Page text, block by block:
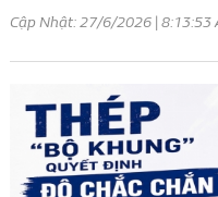
Cập Nhật: 27/6/2026 | 8:13:53